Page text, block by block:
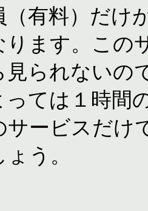
（有料）だけ
ります。この
見られないの
っては１時間
サービスだけ
う。